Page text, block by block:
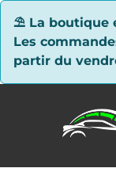
⛱ La boutique
Les
partir du
Panneau de